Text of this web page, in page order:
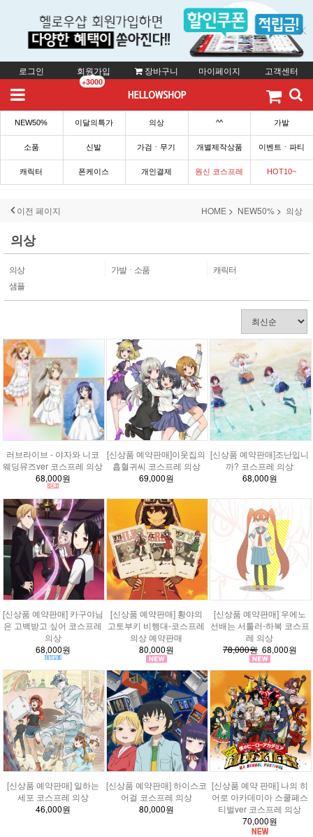
로그인 회원가입
+3000
장바구니 마이페이지 고객센터
NEW50% 이달의특가 의상 ^^ 가발
소품 신발 가검ㆍ무기 개별제작상품 이벤트ㆍ파티
캐릭터 폰케이스 개인결제 원신 코스프레 HOT10~
이전 페이지 HOME NEW50% 의상
의상
의상 가발ㆍ소품
캐릭터
샘플
러브라이브 - 야자와 니코
웨딩뮤즈ver 코스프레 의상
68,000원
[신상품 예약판매]이웃집의
흡혈귀씨 코스프레 의상
69,000원
[신상품 예약판매]조난입니
까? 코스프레 의상
68,000원
[신상품 예약판매] 카구야님
은 고백받고 싶어 코스프레
의상
68,000원
[신상품 예약판매] 황야의
고토부키 비행대-코스프레
의상 예약판매
80,000원
[신상품 예약판매] 우에노
선배는 서툴러-하복 코스프
레 의상
78,000원68,000원
[신상품 예약판매] 일하는
세포 코스프레 의상
46,000원
[신상품 예약판매] 하이스코
어걸 코스프레 의상
80,000원
[신상품 예약 판매] 나의 히
어로 아카데미아 스쿨페스
티벌ver 코스프레 의상
70,000원